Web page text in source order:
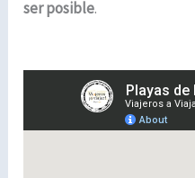
ser posible.